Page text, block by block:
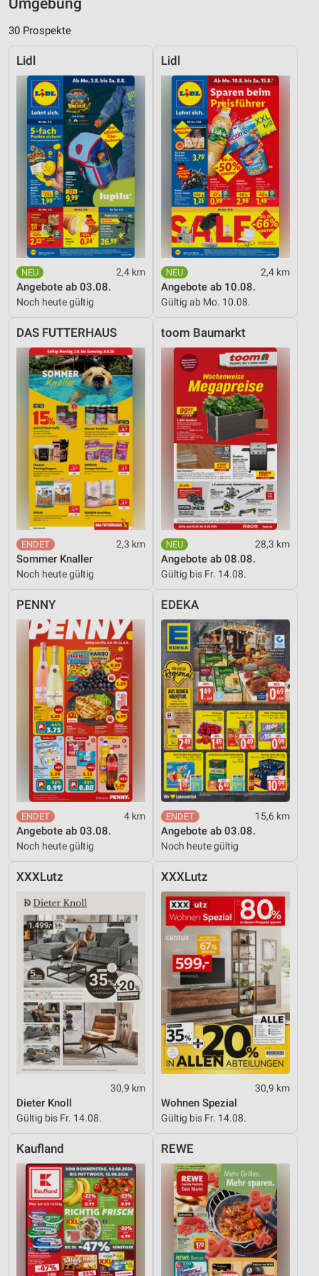
Umgebung
30 Prospekte
Lidl
2,4 km
Angebote ab 03.08.
Noch heute gültig
Lidl
2,4 km
Angebote ab 10.08.
Gültig ab Mo. 10.08.
DAS FUTTERHAUS
2,3 km
Sommer Knaller
Noch heute gültig
toom Baumarkt
28,3 km
Angebote ab 08.08.
Gültig bis Fr. 14.08.
PENNY
4 km
Angebote ab 03.08.
Noch heute gültig
EDEKA
15,6 km
Angebote ab 03.08.
Noch heute gültig
XXXLutz
30,9 km
Dieter Knoll
Gültig bis Fr. 14.08.
XXXLutz
30,9 km
Wohnen Spezial
Gültig bis Fr. 14.08.
Kaufland REWE